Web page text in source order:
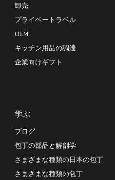
卸売
プライベートラベル
OEM
キッチン用品の調達
企業向けギフト
学ぶ
ブログ
包丁の部品と解剖学
さまざまな種類の日本の包丁
さまざまな種類の包丁